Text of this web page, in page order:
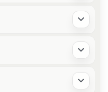
Déplier
Déplier
Déplier